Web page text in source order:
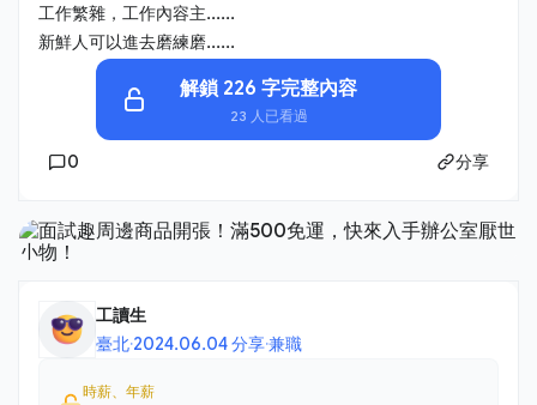
工作繁雜，工作內容主......
新鮮人可以進去磨練磨......
解鎖 226 字完整內容
23 人已看過
0 分享
工讀生
臺北·2024.06.04 分享·兼職
時薪、年薪